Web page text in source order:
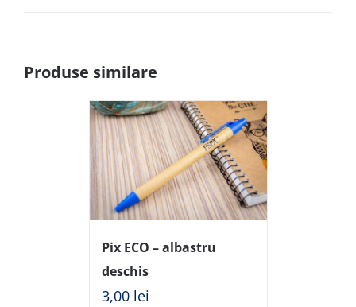
Produse similare
Pix ECO – albastru
deschis
3,00 lei